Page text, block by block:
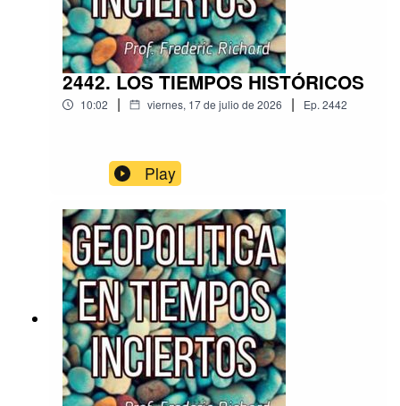
2442. LOS TIEMPOS HISTÓRICOS
10:02 | viernes, 17 de julio de 2026 | Ep. 2442
Play